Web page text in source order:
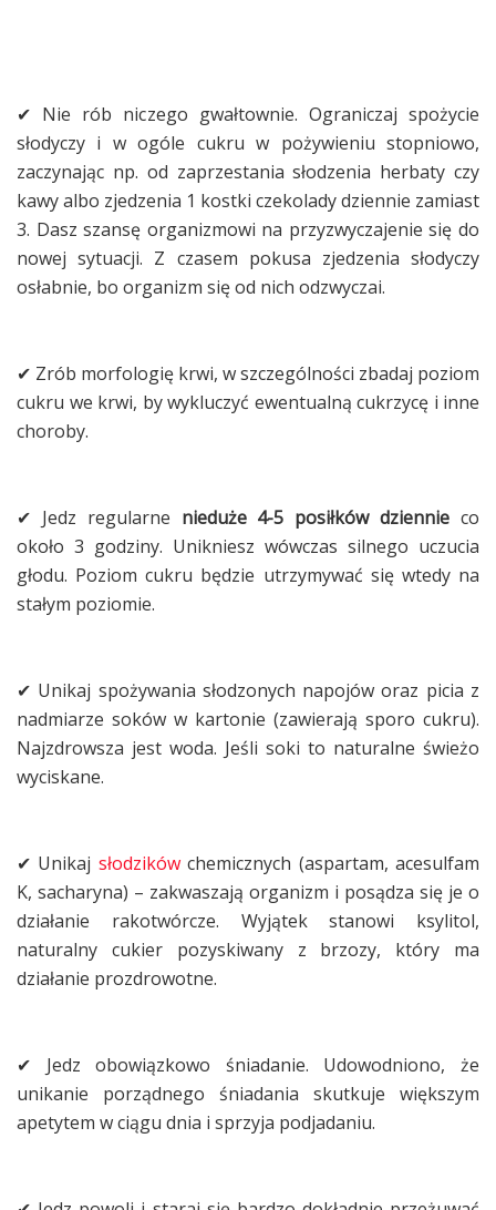
✔ Nie rób niczego gwałtownie. Ograniczaj spożycie
słodyczy i w ogóle cukru w pożywieniu stopniowo,
zaczynając np. od zaprzestania słodzenia herbaty czy
kawy albo zjedzenia 1 kostki czekolady dziennie zamiast
3. Dasz szansę organizmowi na przyzwyczajenie się do
nowej sytuacji. Z czasem pokusa zjedzenia słodyczy
osłabnie, bo organizm się od nich odzwyczai.
✔ Zrób morfologię krwi, w szczególności zbadaj poziom
cukru we krwi, by wykluczyć ewentualną cukrzycę i inne
choroby.
✔ Jedz regularne nieduże 4-5 posiłków dziennie co
około 3 godziny. Unikniesz wówczas silnego uczucia
głodu. Poziom cukru będzie utrzymywać się wtedy na
stałym poziomie.
✔ Unikaj spożywania słodzonych napojów oraz picia z
nadmiarze soków w kartonie (zawierają sporo cukru).
Najzdrowsza jest woda. Jeśli soki to naturalne świeżo
wyciskane.
✔ Unikaj słodzikówchemicznych (aspartam, acesulfam
K, sacharyna) – zakwaszają organizm i posądza się je o
działanie rakotwórcze. Wyjątek stanowi ksylitol,
naturalny cukier pozyskiwany z brzozy, który ma
działanie prozdrowotne.
✔ Jedz obowiązkowo śniadanie. Udowodniono, że
unikanie porządnego śniadania skutkuje większym
apetytem w ciągu dnia i sprzyja podjadaniu.